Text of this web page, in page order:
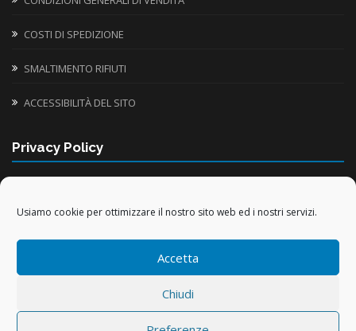
Usiamo cookie per ottimizzare il nostro sito web ed i nostri servizi.
Accetta
Chiudi
COSTI DI SPEDIZIONE
SMALTIMENTO RIFIUTI
ACCESSIBILITÀ DEL SITO
Privacy Policy
TRATTAMENTO DATI ACQUISTI ONLINE